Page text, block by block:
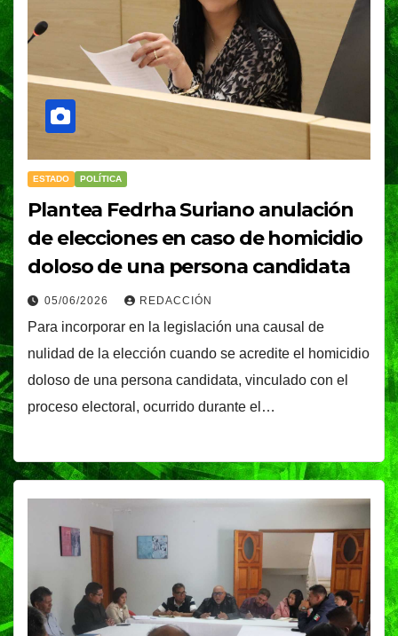
ESTADO POLÍTICA
Plantea Fedrha Suriano anulación
de elecciones en caso de homicidio
doloso de una persona candidata
05/06/2026 REDACCIÓN
Para incorporar en la legislación una causal de
nulidad de la elección cuando se acredite el homicidio
doloso de una persona candidata, vinculado con el
proceso electoral, ocurrido durante el…